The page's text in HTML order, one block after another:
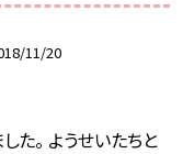
11/20
た。 ようせいたちと